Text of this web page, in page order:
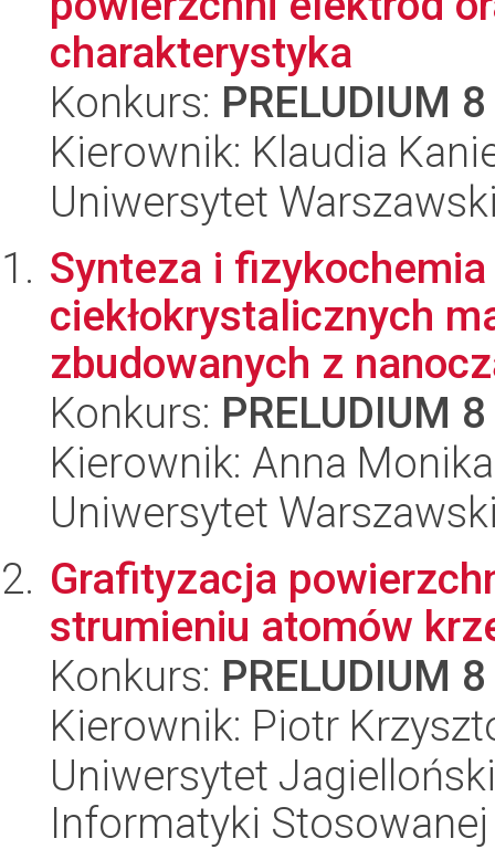
charakterystyka
Konkurs: PRELUDIUM 8
Kierownik: Klaudia
Uniwersytet
Synteza i
ciekłokrystalicznych
zbudowanych z
Konkurs: PRELUDIUM 8
Kierownik: Anna
Uniwersytet
Grafityzacja
strumieniu atomów
Konkurs: PRELUDIUM 8
Kierownik: Piotr
Uniwersytet
Informatyki Stosowanej